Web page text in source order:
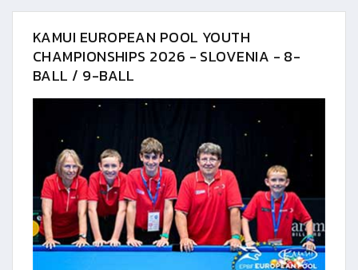
KAMUI EUROPEAN POOL YOUTH
CHAMPIONSHIPS 2026 - SLOVENIA - 8-
BALL / 9-BALL